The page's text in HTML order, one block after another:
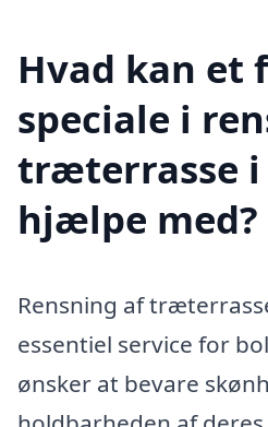
Hvad kan et
speciale i
træterrasse i
hjælpe med?
Rensning af
essentiel service for
ønsker at bevare